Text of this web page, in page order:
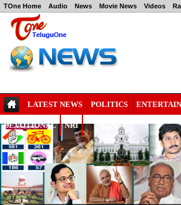
TOne Home Audio News Movie News Videos
LATEST NEWS POLITICS
DEVOTIONAL NRI